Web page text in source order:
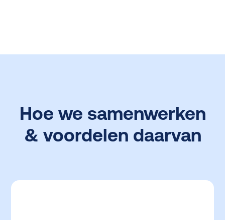
Hoe we samenwerken
& voordelen daarvan